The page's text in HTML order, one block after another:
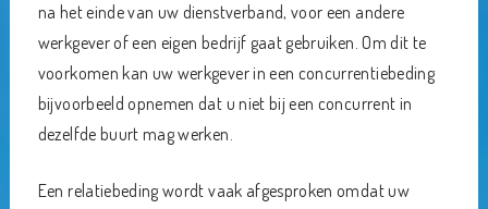
na het einde van uw dienstverband, voor een andere
werkgever of een eigen bedrijf gaat gebruiken. Om dit te
voorkomen kan uw werkgever in een concurrentiebeding
bijvoorbeeld opnemen dat u niet bij een concurrent in
dezelfde buurt mag werken.
Een relatiebeding wordt vaak afgesproken omdat uw